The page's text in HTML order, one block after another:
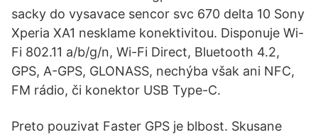
sacky do vysavace sencor svc 670 delta 10 Sony
Xperia XA1 nesklame konektivitou. Disponuje Wi-
Fi 802.11 a/b/g/n, Wi-Fi Direct, Bluetooth 4.2,
GPS, A-GPS, GLONASS, nechýba však ani NFC,
FM rádio, či konektor USB Type-C.
Preto pouzivat Faster GPS je blbost. Skusane